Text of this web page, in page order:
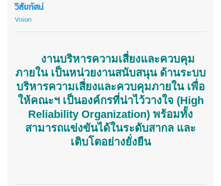
วิสัยทัศน์
Vision
งานบริหารความเสี่ยงและควบคุม
ภายใน เป็นหน่วยงานสนับสนุน ด้านระบบ
บริหารความเสี่ยงและควบคุมภายใน เพื่อ
ให้คณะฯ เป็นองค์กรที่น่าไว้วางใจ (High
Reliability Organization) พร้อมทั้ง
สามารถแข่งขันได้ในระดับสากล และ
เติบโตอย่างยั่งยืน